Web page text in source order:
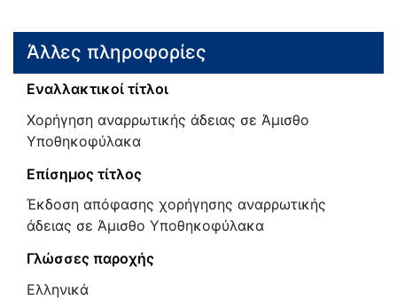
Άλλες πληροφορίες
Εναλλακτικοί τίτλοι
Χορήγηση αναρρωτικής άδειας σε Άμισθο
Υποθηκοφύλακα
Επίσημος τίτλος
Έκδοση απόφασης χορήγησης αναρρωτικής
άδειας σε Άμισθο Υποθηκοφύλακα
Γλώσσες παροχής
Ελληνικά